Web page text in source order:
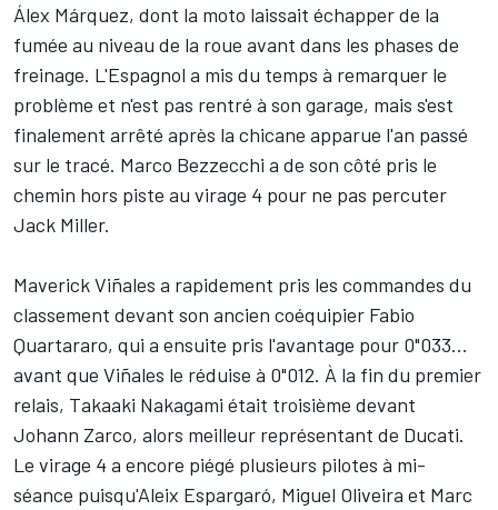
Álex Márquez, dont la moto laissait échapper de la
fumée au niveau de la roue avant dans les phases de
freinage. L'Espagnol a mis du temps à remarquer le
problème et n'est pas rentré à son garage, mais s'est
finalement arrêté après la chicane apparue l'an passé
sur le tracé. Marco Bezzecchi a de son côté pris le
chemin hors piste au virage 4 pour ne pas percuter
Jack Miller.
Maverick Viñales a rapidement pris les commandes du
classement devant son ancien coéquipier Fabio
Quartararo, qui a ensuite pris l'avantage pour 0"033...
avant que Viñales le réduise à 0"012. À la fin du premier
relais, Takaaki Nakagami était troisième devant
Johann Zarco, alors meilleur représentant de Ducati.
Le virage 4 a encore piégé plusieurs pilotes à mi-
séance puisqu'Aleix Espargaró, Miguel Oliveira et Marc